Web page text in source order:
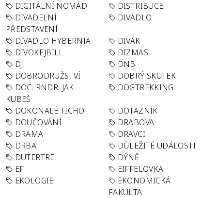
DIGITÁLNÍ NOMÁD
DISTRIBUCE
DIVADELNÍ
PŘEDSTAVENÍ
DIVADLO
DIVADLO HYBERNIA
DIVÁK
DIVOKEJBILL
DIZMAS
DJ
DNB
DOBRODRUŽSTVÍ
DOBRÝ SKUTEK
DOC. RNDR. JAK
KUBEŠ
DOGTREKKING
DOKONALÉ TICHO
DOTAZNÍK
DOUČOVÁNÍ
DRABOVA
DRAMA
DRAVCI
DRBA
DŮLEŽITÉ UDÁLOSTI
DUTERTRE
DÝNĚ
EF
EIFFELOVKA
EKOLOGIE
EKONOMICKÁ
FAKULTA